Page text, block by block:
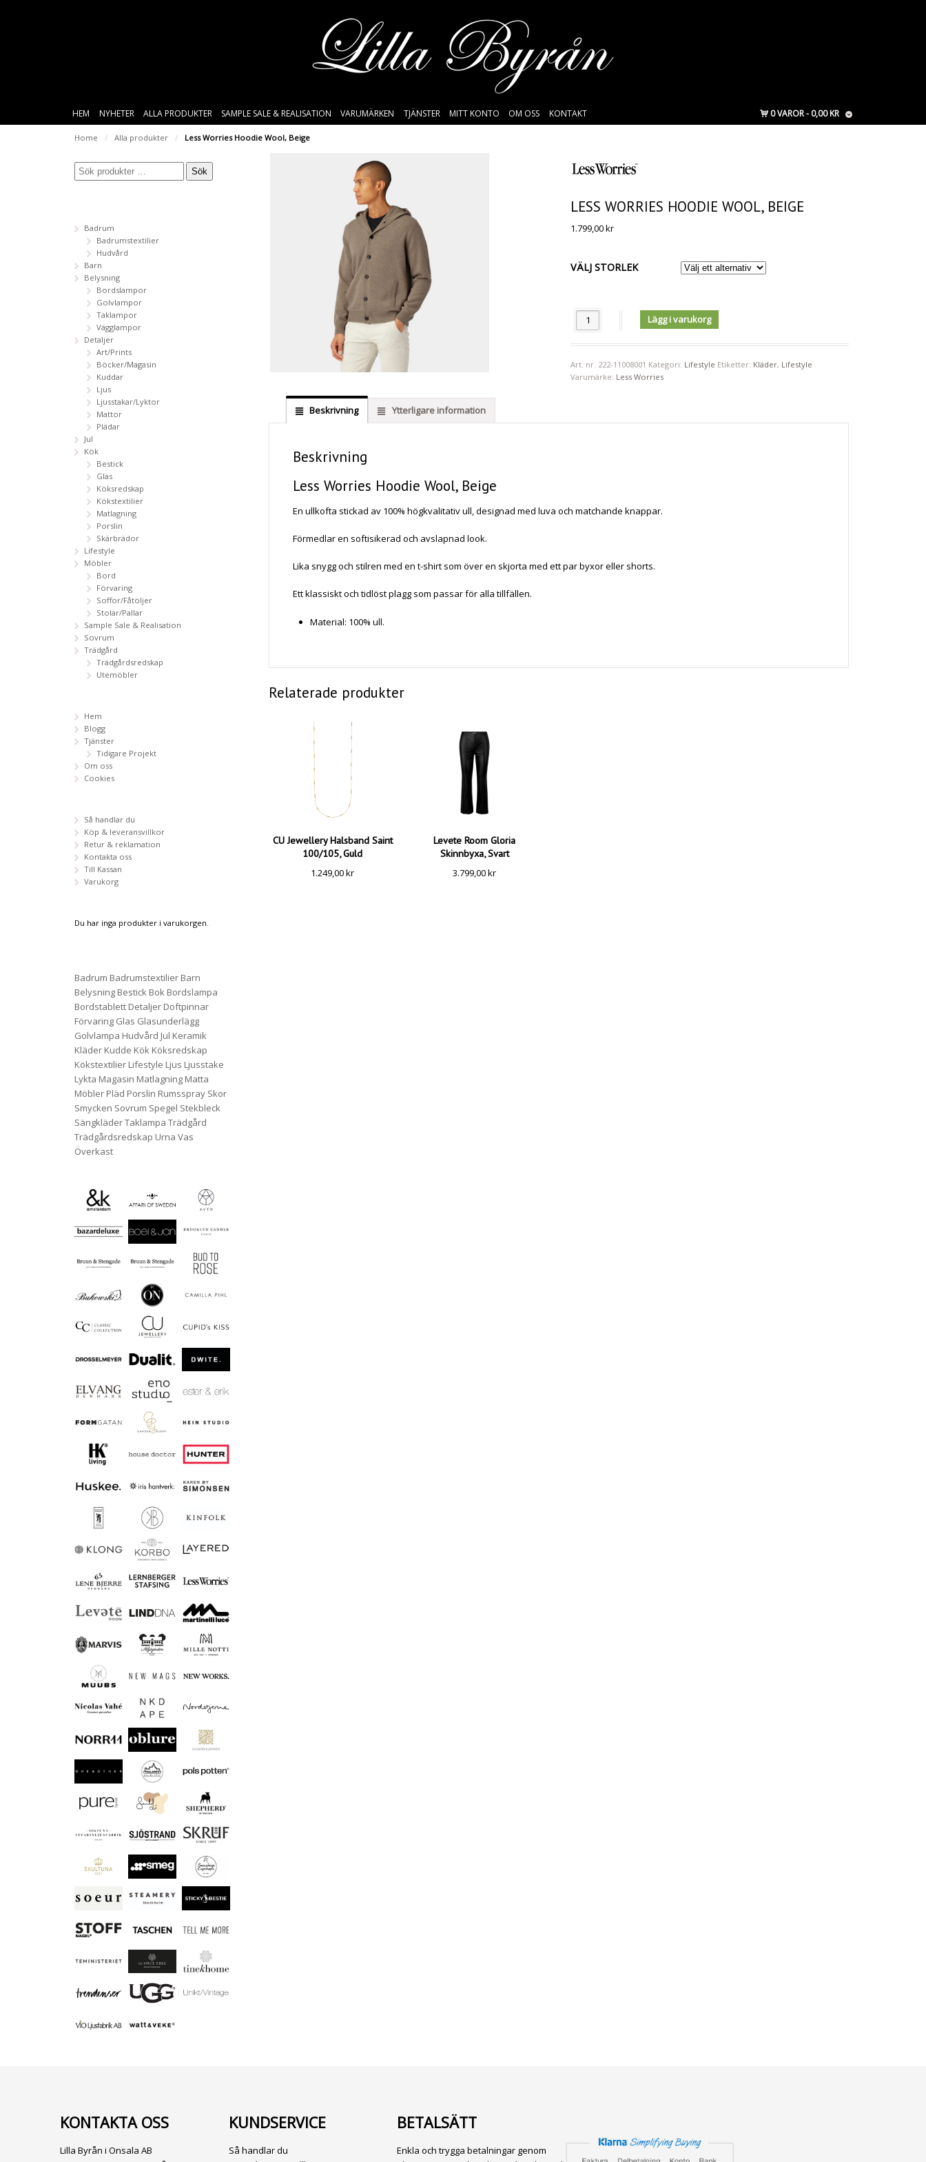
HEM NYHETER ALLA PRODUKTER SAMPLE SALE & REALISATION VARUMÄRKEN TJÄNSTER MITT KONTO OM OSS KONTAKT 0 VAROR 0,00 KR
Home / Alla produkter / Less Worries Hoodie Wool, Beige
LESS WORRIES HOODIE WOOL, BEIGE
1.799,00kr
VÄLJ STORLEK
Antal Lägg i varukorg
Art. nr. 222-11008001 Kategori: Lifestyle Etiketter: Kläder, Lifestyle
Varumärke: Less Worries
Beskrivning Ytterligare information
Beskrivning
Less Worries Hoodie Wool, Beige
En ullkofta stickad av 100% högkvalitativ ull, designad med luva och matchande knappar.
Förmedlar en softisikerad och avslapnad look.
Lika snygg och stilren med en t-shirt som över en skjorta med ett par byxor eller shorts.
Ett klassiskt och tidlöst plagg som passar för alla tillfällen.
Material: 100% ull.
Relaterade produkter
CU Jewellery Halsband Saint
100/105, Guld
1.249,00kr
Levete Room Gloria
Skinnbyxa, Svart
3.799,00kr
Sök
Badrum
Badrumstextilier
Hudvård
Barn
Belysning
Bordslampor
Golvlampor
Taklampor
Vägglampor
Detaljer
Art/Prints
Böcker/Magasin
Kuddar
Ljus
Ljusstakar/Lyktor
Mattor
Plädar
Jul
Kök
Bestick
Glas
Köksredskap
Kökstextilier
Matlagning
Porslin
Skärbrädor
Lifestyle
Möbler
Bord
Förvaring
Soffor/Fåtöljer
Stolar/Pallar
Sample Sale & Realisation
Sovrum
Trädgård
Trädgårdsredskap
Utemöbler
Hem
Blogg
Tjänster
Tidigare Projekt
Om oss
Cookies
Så handlar du
Köp & leveransvillkor
Retur & reklamation
Kontakta oss
Till Kassan
Varukorg
Du har inga produkter i varukorgen.
Badrum Badrumstextilier Barn
Belysning Bestick Bok Bordslampa
Bordstablett Detaljer Doftpinnar
Förvaring Glas Glasunderlägg
Golvlampa Hudvård Jul Keramik
Kläder Kudde Kök Köksredskap
Kökstextilier Lifestyle Ljus Ljusstake
Lykta Magasin Matlagning Matta
Möbler Pläd Porslin Rumsspray Skor
Smycken Sovrum Spegel Stekbleck
SängkläderTaklampa Trädgård
Trädgårdsredskap Urna Vas
Överkast
KONTAKTA OSS
Lilla Byrån i Onsala AB
KUNDSERVICE
Så handlar du
BETALSÄTT
Enkla och trygga betalningar genom